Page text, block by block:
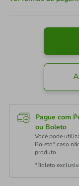
Pague com
ou Boleto
Você pode
Boleto* caso
produto.
*Boleto